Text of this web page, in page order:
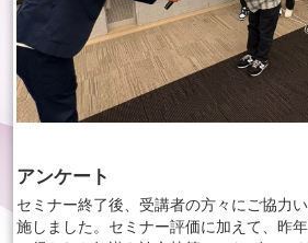
アンケート
セミナー終了後、受講者の方々にご協力
施しました。セミナー評価に加えて、昨